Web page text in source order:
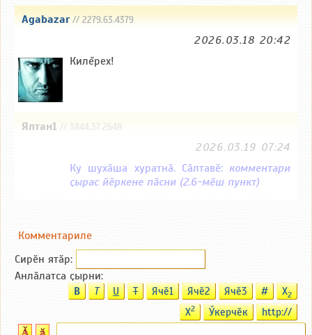
Agabazar// 2279.63.4379
2026.03.18 20:42
Килĕрех!
Ялтан1 // 3844.37.2648
2026.03.19 07:24
Ку шухӑша хуратнӑ. Сӑлтавӗ: комментари
ҫырас йӗркене пӑсни (2.6-мӗш пункт)
Комментариле
Сирӗн ятӑp:
Анлӑлатса ҫырни:
B T U T Ячӗ1 Ячӗ2 Ячӗ3 # X2
X2 Ӳкерчӗк http://